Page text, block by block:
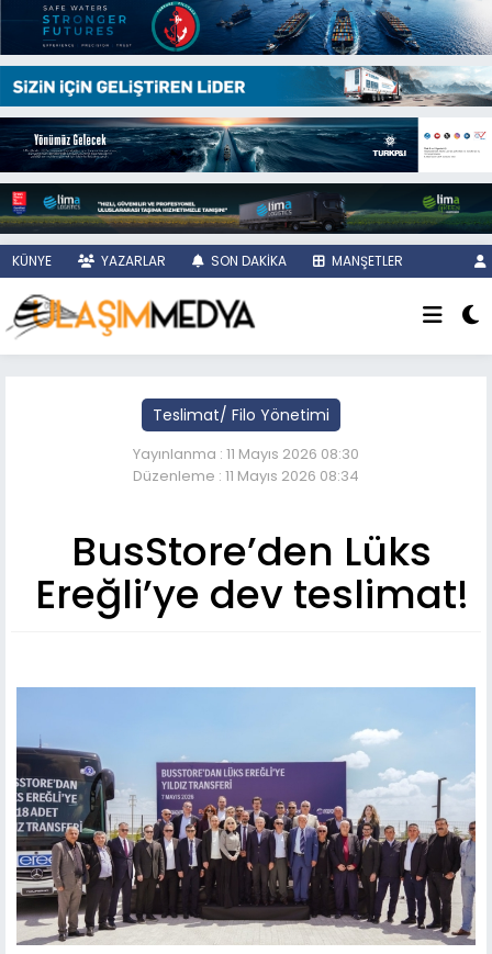
KÜNYE YAZARLAR SON DAKİKA MANŞETLER
Teslimat/ Filo Yönetimi
Yayınlanma : 11 Mayıs 2026 08:30
Düzenleme : 11 Mayıs 2026 08:34
BusStore’den Lüks
Ereğli’ye dev teslimat!